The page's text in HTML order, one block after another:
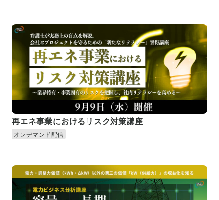
再エネ事業におけるリスク対策講座
オンデマンド配信